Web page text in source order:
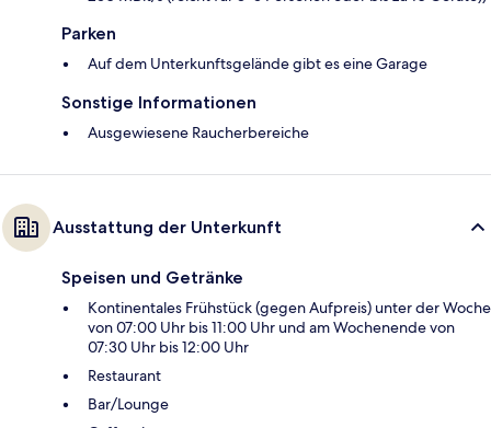
Parken
Auf dem Unterkunftsgelände gibt es eine Garage
Sonstige Informationen
Ausgewiesene Raucherbereiche
Ausstattung der Unterkunft
Speisen und Getränke
Kontinentales Frühstück (gegen Aufpreis) unter der Woche
von 07:00 Uhr bis 11:00 Uhr und am Wochenende von
07:30 Uhr bis 12:00 Uhr
Restaurant
Bar/Lounge